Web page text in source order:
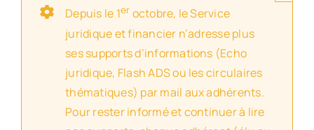
Depuis le 1er octobre, le Service
juridique et financier n’adresse plus
ses supports d’informations (Echo
juridique, Flash ADS ou les circulaires
thématiques) par mail aux adhérents.
Pour rester informé et continuer à lire